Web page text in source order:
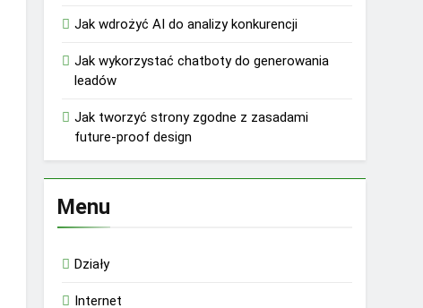
Jak wdrożyć AI do analizy konkurencji
Jak wykorzystać chatboty do generowania
leadów
Jak tworzyć strony zgodne z zasadami
future-proof design
Menu
Działy
Internet